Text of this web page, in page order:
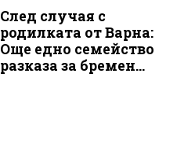
След случая с
родилката от Варна:
Още едно семейство
разказа за бремен...